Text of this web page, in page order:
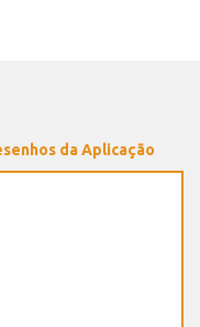
da Aplicação